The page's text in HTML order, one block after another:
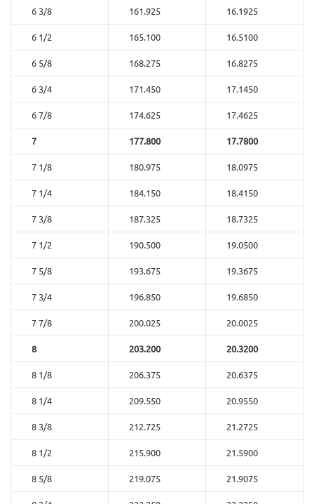
6 3/8 161.925 16.1925
6 1/2 165.100 16.5100
6 5/8 168.275 16.8275
6 3/4 171.450 17.1450
6 7/8 174.625 17.4625
7 177.800 17.7800
7 1/8 180.975 18.0975
7 1/4 184.150 18.4150
7 3/8 187.325 18.7325
7 1/2 190.500 19.0500
7 5/8 193.675 19.3675
7 3/4 196.850 19.6850
7 7/8 200.025 20.0025
8 203.200 20.3200
8 1/8 206.375 20.6375
8 1/4 209.550 20.9550
8 3/8 212.725 21.2725
8 1/2 215.900 21.5900
8 5/8 219.075 21.9075